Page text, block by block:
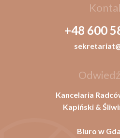
+48 600
Kancelaria
Kapiński &
Biuro w